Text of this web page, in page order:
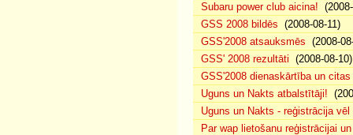
Subaru power club aicina!
GSS 2008 bildēs (2008-08-11)
GSS'2008 atsauksmēs (2008-
GSS' 2008 rezultāti (2008-08-10)
GSS'2008 dienaskārtība un
Uguns un Nakts atbalstītāji!
Uguns un Nakts - reģistrācija
Par wap lietošanu reģistrācijai